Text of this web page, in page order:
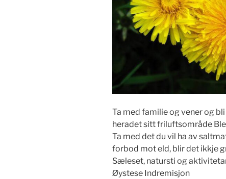
Ta med familie og vener og
heradet sitt friluftsområde
Ta med det du vil ha av
forbod mot eld, blir det ikkje
Sæleset, natursti og
Øystese Indremisjon